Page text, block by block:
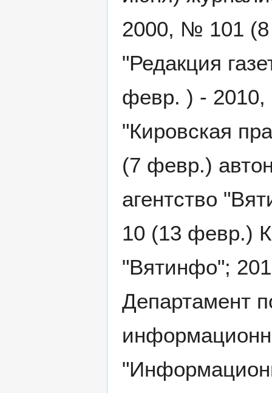
2000, № 101
"Редакция
февр. ) -
"Кировская
(7 февр.)
агентство
10 (13 февр.)
"Вятинфо";
Департамент